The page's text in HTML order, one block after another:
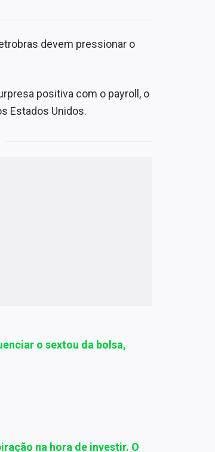
devem pressionar o
positiva com o payroll, o
Estados Unidos.
o sextou da bolsa,
na hora de investir. O